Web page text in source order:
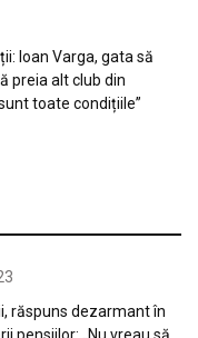
Ioan Varga, gata să
preia alt club din
toate condițiile”
răspuns dezarmant în